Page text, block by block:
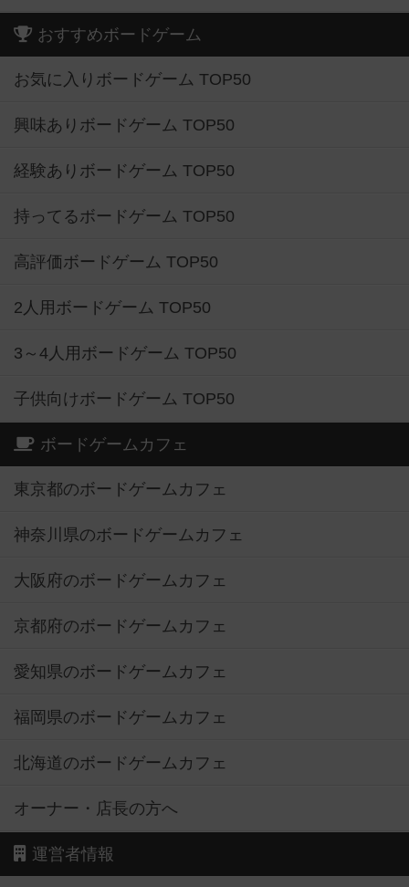
おすすめボードゲーム
お気に入りボードゲーム TOP50
興味ありボードゲーム TOP50
経験ありボードゲーム TOP50
持ってるボードゲーム TOP50
高評価ボードゲーム TOP50
2人用ボードゲーム TOP50
3～4人用ボードゲーム TOP50
子供向けボードゲーム TOP50
ボードゲームカフェ
東京都のボードゲームカフェ
神奈川県のボードゲームカフェ
大阪府のボードゲームカフェ
京都府のボードゲームカフェ
愛知県のボードゲームカフェ
福岡県のボードゲームカフェ
北海道のボードゲームカフェ
オーナー・店長の方へ
運営者情報